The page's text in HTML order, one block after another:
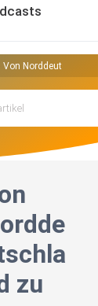
Von
zu